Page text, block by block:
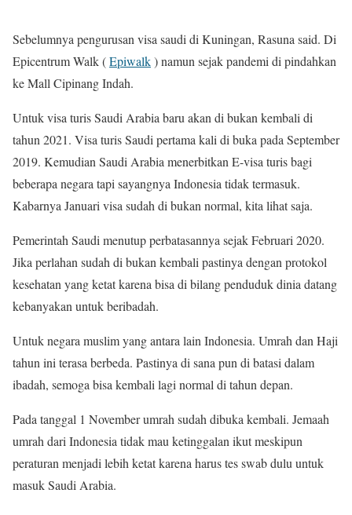
Sebelumnya pengurusan visa saudi di Kuningan, Rasuna said. Di
Epicentrum Walk (Epiwalk) namun sejak pandemi di pindahkan
ke Mall Cipinang Indah.
Untuk visa turis Saudi Arabia baru akan di bukan kembali di
tahun 2021. Visa turis Saudi pertama kali di buka pada September
2019. Kemudian Saudi Arabia menerbitkan E-visa turis bagi
beberapa negara tapi sayangnya Indonesia tidak termasuk.
Kabarnya Januari visa sudah di bukan normal, kita lihat saja.
Pemerintah Saudi menutup perbatasannya sejak Februari 2020.
Jika perlahan sudah di bukan kembali pastinya dengan protokol
kesehatan yang ketat karena bisa di bilang penduduk dinia datang
kebanyakan untuk beribadah.
Untuk negara muslim yang antara lain Indonesia. Umrah dan Haji
tahun ini terasa berbeda. Pastinya di sana pun di batasi dalam
ibadah, semoga bisa kembali lagi normal di tahun depan.
Pada tanggal 1 November umrah sudah dibuka kembali. Jemaah
umrah dari Indonesia tidak mau ketinggalan ikut meskipun
peraturan menjadi lebih ketat karena harus tes swab dulu untuk
masuk Saudi Arabia.